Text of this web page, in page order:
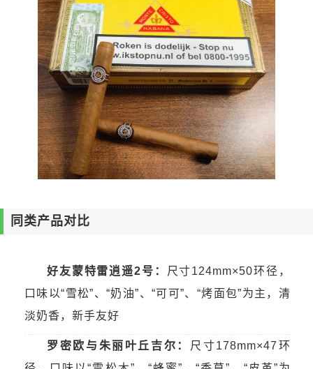
同类产品对比
好友蒙特雷逍遥2号：
尺寸124mm×50环径，
口味以“雪松”、“奶油”、“可可”、“烤面包”为主，清
淡奶香，新手友好
罗密欧与朱丽叶丘吉尔：
尺寸178mm×47环